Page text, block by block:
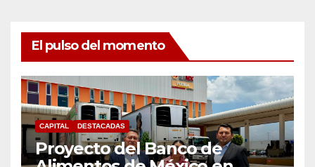
El pulso del momento
CAPITAL DESTACADAS
Proyecto del Banco de